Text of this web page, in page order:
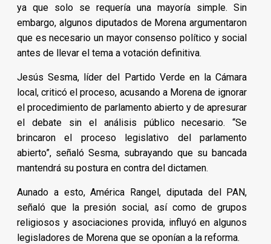
ya que solo se requería una mayoría simple. Sin
embargo, algunos diputados de Morena argumentaron
que es necesario un mayor consenso político y social
antes de llevar el tema a votación definitiva.
Jesús Sesma, líder del Partido Verde en la Cámara
local, criticó el proceso, acusando a Morena de ignorar
el procedimiento de parlamento abierto y de apresurar
el debate sin el análisis público necesario. “Se
brincaron el proceso legislativo del parlamento
abierto”, señaló Sesma, subrayando que su bancada
mantendrá su postura en contra del dictamen.
Aunado a esto, América Rangel, diputada del PAN,
señaló que la presión social, así como de grupos
religiosos y asociaciones provida, influyó en algunos
legisladores de Morena que se oponían a la reforma.